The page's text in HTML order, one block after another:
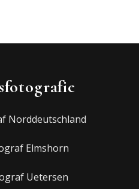
Norddeutschland
Elmshorn
Uetersen